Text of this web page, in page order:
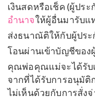
เงินสดหรือเช็ค (ผู้ปร
อำนาจให้ผู้อื่นมารับแ
ส่งธนาณัติให้กับผู้ปร
โอนผ่านเข้าบัญชีของ
คุณพ่อคุณแม่จะได้รับเ
จากที่ได้รับการอนุมั
ไม่เห็นด้วยกับการสั่ง